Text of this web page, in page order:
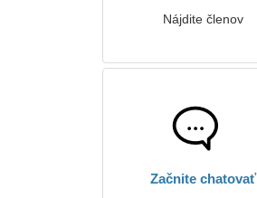
Nájdite členov
Začnite chatovať